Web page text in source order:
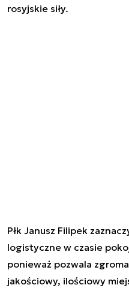
rosyjskie siły.
Płk Janusz Filipek
logistyczne w czasie
ponieważ pozwala
jakościowy, ilościowy